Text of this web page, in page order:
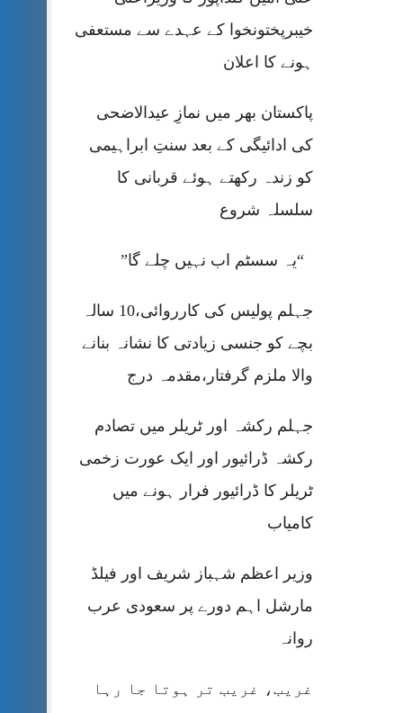
خیبرپختونخوا کے عہدے سے مستعفی
ہونے کا اعلان
پاکستان بھر میں نمازِ عیدالاضحی
کی ادائیگی کے بعد سنتِ ابراہیمی
کو زندہ رکھتے ہوئے قربانی کا
سلسلہ شروع
“یہ سسٹم اب نہیں چلے گا”
جہلم پولیس کی کارروائی،10 سالہ
بچے کو جنسی زیادتی کا نشانہ بنانے
والا ملزم گرفتار،مقدمہ درج
جہلم رکشہ اور ٹریلر میں تصادم
رکشہ ڈرائیور اور ایک عورت زخمی
ٹریلر کا ڈرائیور فرار ہونے میں
کامیاب
وزیر اعظم شہباز شریف اور فیلڈ
مارشل اہم دورے پر سعودی عرب
روانہ
غریب، غریب تر ہوتا جا رہا